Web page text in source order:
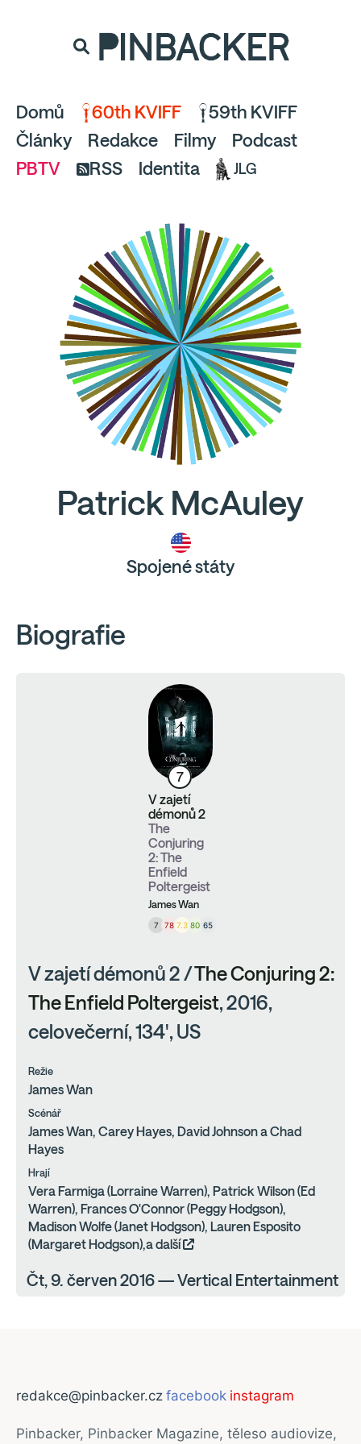
a pusťte se do čtení.
PINBACKER
Domů 60th KVIFF
59th KVIFF
Články
Redakce Filmy
Podcast
PBTV
RSS Identita JLG
Patrick McAuley
Spojené státy
Biografie
7
V zajetí
démonů 2
The
Conjuring
2: The
Enfield
Poltergeist
James Wan
7 78 7.3 80 65
V zajetí démonů 2 /The Conjuring 2:
The Enfield Poltergeist, 2016,
celovečerní, 134', US
Režie
James Wan
Scénář
James Wan, Carey Hayes, David Johnson a Chad
Hayes
Hrají
Vera Farmiga (Lorraine Warren), Patrick Wilson (Ed
Warren), Frances O'Connor (Peggy Hodgson),
Madison Wolfe (Janet Hodgson), Lauren Esposito
(Margaret Hodgson),a další
Čt, 9. červen 2016 — Vertical Entertainment
redakce@pinbacker.cz facebook instagram
Pinbacker, Pinbacker Magazine, těleso audiovize,